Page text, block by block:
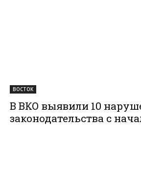
ВОСТОК
В ВКО выявили 10
законодательства с